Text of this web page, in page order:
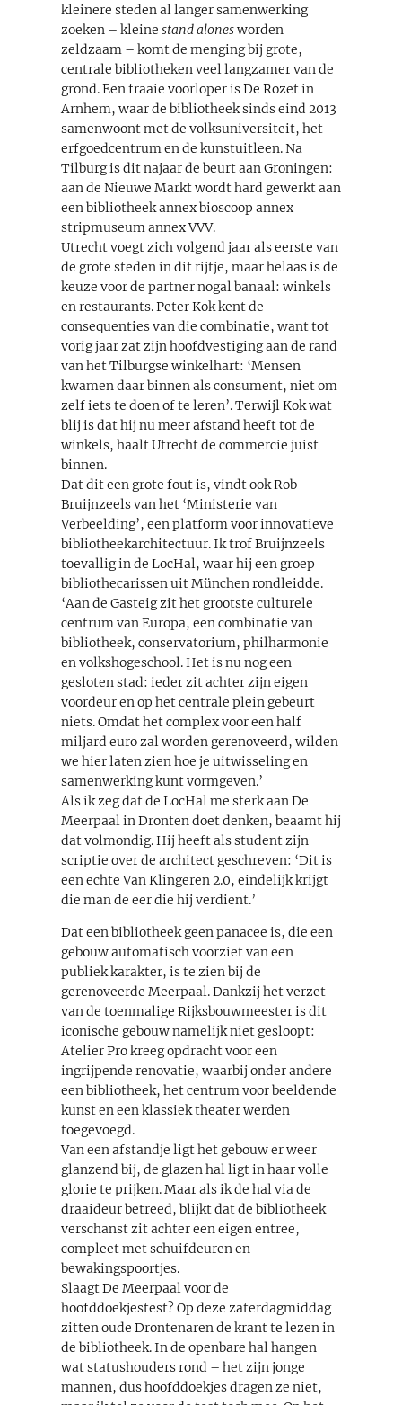
kleinere steden al langer samenwerking
zoeken – kleine stand alonesworden
zeldzaam – komt de menging bij grote,
centrale bibliotheken veel langzamer van de
grond. Een fraaie voorloper is De Rozet in
Arnhem, waar de bibliotheek sinds eind 2013
samenwoont met de volksuniversiteit, het
erfgoedcentrum en de kunstuitleen. Na
Tilburg is dit najaar de beurt aan Groningen:
aan de Nieuwe Markt wordt hard gewerkt aan
een bibliotheek annex bioscoop annex
stripmuseum annex VVV.
Utrecht voegt zich volgend jaar als eerste van
de grote steden in dit rijtje, maar helaas is de
keuze voor de partner nogal banaal: winkels
en restaurants. Peter Kok kent de
consequenties van die combinatie, want tot
vorig jaar zat zijn hoofdvestiging aan de rand
van het Tilburgse winkelhart: ‘Mensen
kwamen daar binnen als consument, niet om
zelf iets te doen of te leren’. Terwijl Kok wat
blij is dat hij nu meer afstand heeft tot de
winkels, haalt Utrecht de commercie juist
binnen.
Dat dit een grote fout is, vindt ook Rob
Bruijnzeels van het ‘Ministerie van
Verbeelding’, een platform voor innovatieve
bibliotheekarchitectuur. Ik trof Bruijnzeels
toevallig in de LocHal, waar hij een groep
bibliothecarissen uit München rondleidde.
‘Aan de Gasteig zit het grootste culturele
centrum van Europa, een combinatie van
bibliotheek, conservatorium, philharmonie
en volkshogeschool. Het is nu nog een
gesloten stad: ieder zit achter zijn eigen
voordeur en op het centrale plein gebeurt
niets. Omdat het complex voor een half
miljard euro zal worden gerenoveerd, wilden
we hier laten zien hoe je uitwisseling en
samenwerking kunt vormgeven.’
Als ik zeg dat de LocHal me sterk aan De
Meerpaal in Dronten doet denken, beaamt hij
dat volmondig. Hij heeft als student zijn
scriptie over de architect geschreven: ‘Dit is
een echte Van Klingeren 2.0, eindelijk krijgt
die man de eer die hij verdient.’
Dat een bibliotheek geen panacee is, die een
gebouw automatisch voorziet van een
publiek karakter, is te zien bij de
gerenoveerde Meerpaal. Dankzij het verzet
van de toenmalige Rijksbouwmeester is dit
iconische gebouw namelijk niet gesloopt:
Atelier Pro kreeg opdracht voor een
ingrijpende renovatie, waarbij onder andere
een bibliotheek, het centrum voor beeldende
kunst en een klassiek theater werden
toegevoegd.
Van een afstandje ligt het gebouw er weer
glanzend bij, de glazen hal ligt in haar volle
glorie te prijken. Maar als ik de hal via de
draaideur betreed, blijkt dat de bibliotheek
verschanst zit achter een eigen entree,
compleet met schuifdeuren en
bewakingspoortjes.
Slaagt De Meerpaal voor de
hoofddoekjestest? Op deze zaterdagmiddag
zitten oude Drontenaren de krant te lezen in
de bibliotheek. In de openbare hal hangen
wat statushouders rond – het zijn jonge
mannen, dus hoofddoekjes dragen ze niet,